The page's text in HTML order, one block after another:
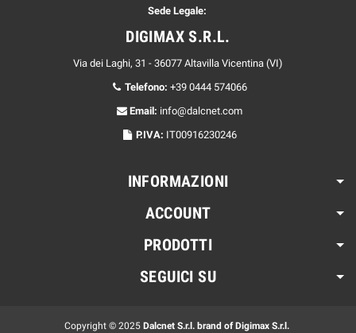
Sede Legale:
DIGIMAX S.R.L.
Via dei Laghi, 31 - 36077 Altavilla Vicentina (VI)
Telefono: +39 0444 574066
Email: info@dalcnet.com
P.IVA: IT00916230246
INFORMAZIONI
ACCOUNT
PRODOTTI
SEGUICI SU
Copyright © 2025 Dalcnet S.r.l. brand of Digimax S.r.l.